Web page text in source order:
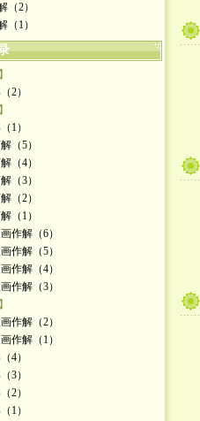
（2）
（1）
2）
1）
（5）
（4）
（3）
（2）
（1）
作解（6）
作解（5）
作解（4）
作解（3）
作解（2）
作解（1）
4）
3）
2）
1）